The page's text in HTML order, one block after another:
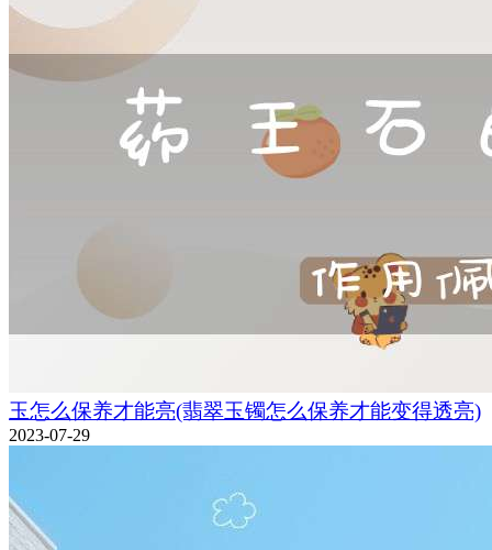
玉怎么保养才能亮(翡翠玉镯怎么保养才能变得透亮)
2023-07-29